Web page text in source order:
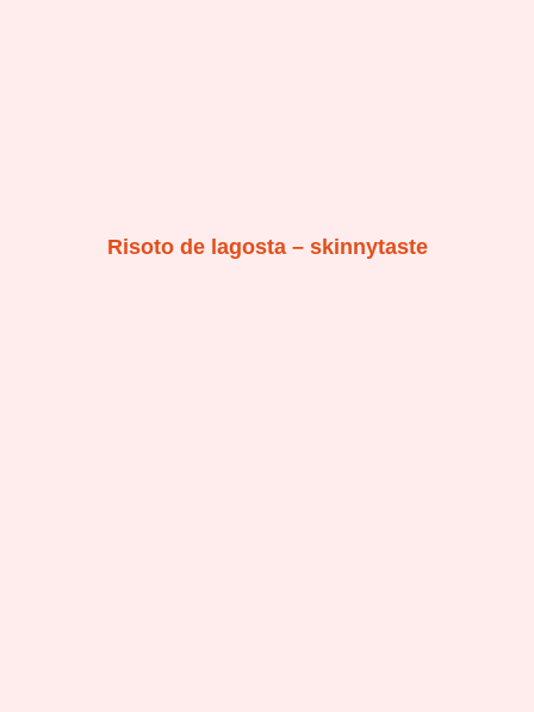
Risoto de lagosta – skinnytaste